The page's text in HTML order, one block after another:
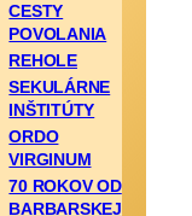
CESTY
POVOLANIA
REHOLE
SEKULÁRNE
INŠTITÚTY
ORDO
VIRGINUM
70 ROKOV OD
BARBARSKEJ